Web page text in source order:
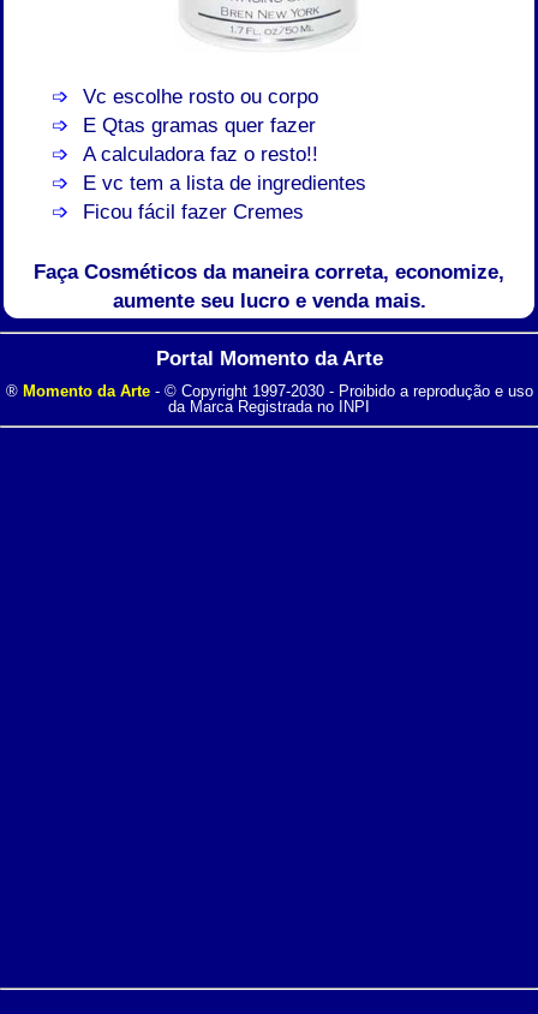
Vc escolhe rosto ou corpo
E Qtas gramas quer fazer
A calculadora faz o resto!!
E vc tem a lista de ingredientes
Ficou fácil fazer Cremes
Faça Cosméticos da maneira correta, economize,
aumente seu lucro e venda mais.
Portal Momento da Arte
® Momento da Arte- © Copyright 1997-2030 - Proibido a reprodução e uso
da Marca Registrada no INPI